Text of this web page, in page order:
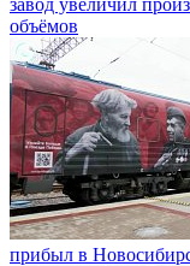
объёмов
прибыл в